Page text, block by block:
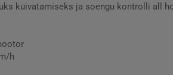
kuivatamiseks ja soengu kontrolli all
h